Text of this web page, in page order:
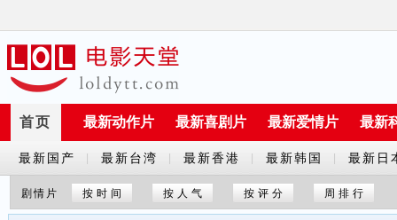
首页 最新动作片 最新喜剧片 最新爱情片 最新
最新国产
剧
最新台湾 最新香港 最新韩国 最新日
剧情片 按时间 按人气 按评分 周排行